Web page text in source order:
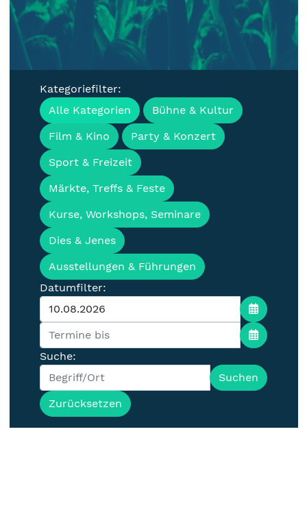
Veranstaltungen, Termine &
Events für die Lausitz
Kategoriefilter:
Alle Kategorien
Bühne & Kultur
Film & Kino
Party & Konzert
Sport & Freizeit
Märkte, Treffs & Feste
Kurse, Workshops, Seminare
Dies & Jenes
Ausstellungen & Führungen
Datumfilter:
Suche:
Suchen
Zurücksetzen